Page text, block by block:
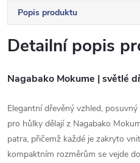
Popis produktu
Detailní popis
Nagabako Mokume | světlé
Elegantní dřevěný vzhled,
pro hůlky dělají z Nagabako
patra, přičemž každé je zakryto
kompaktním rozměrům se vejde